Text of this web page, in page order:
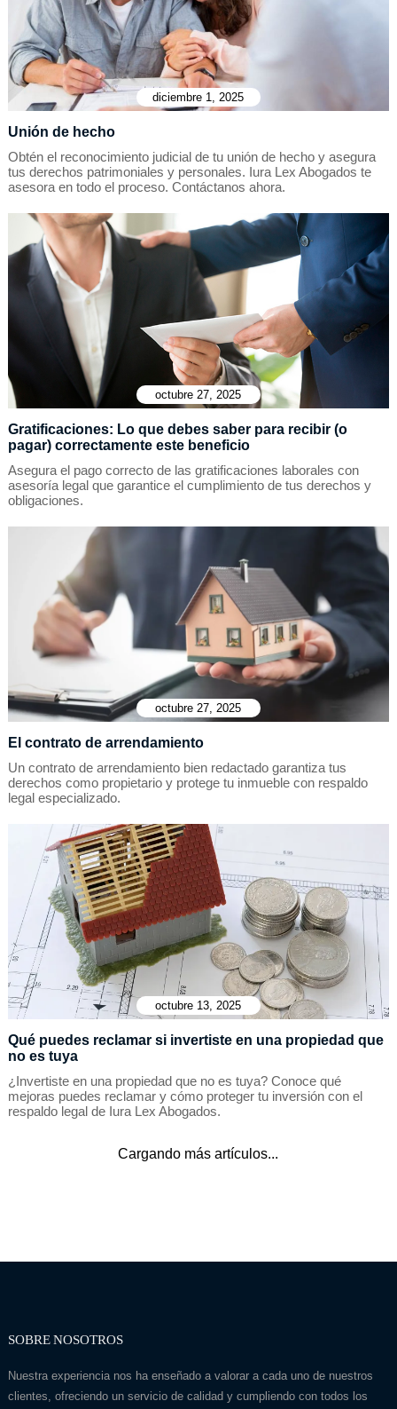
diciembre 1, 2025
Unión de hecho
Obtén el reconocimiento judicial de tu unión de hecho y asegura
tus derechos patrimoniales y personales. Iura Lex Abogados te
asesora en todo el proceso. Contáctanos ahora.
octubre 27, 2025
Gratificaciones: Lo que debes saber para recibir (o
pagar) correctamente este beneficio
Asegura el pago correcto de las gratificaciones laborales con
asesoría legal que garantice el cumplimiento de tus derechos y
obligaciones.
octubre 27, 2025
El contrato de arrendamiento
Un contrato de arrendamiento bien redactado garantiza tus
derechos como propietario y protege tu inmueble con respaldo
legal especializado.
octubre 13, 2025
Qué puedes reclamar si invertiste en una propiedad que
no es tuya
¿Invertiste en una propiedad que no es tuya? Conoce qué
mejoras puedes reclamar y cómo proteger tu inversión con el
respaldo legal de Iura Lex Abogados.
Cargando más artículos...
SOBRE NOSOTROS
Nuestra experiencia nos ha enseñado a valorar a cada uno de nuestros
clientes, ofreciendo un servicio de calidad y cumpliendo con todos los